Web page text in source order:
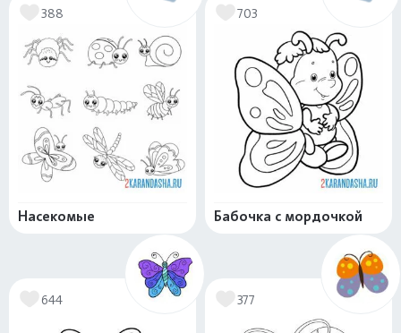
388
Насекомые
703
Бабочка с мордочкой
644 377